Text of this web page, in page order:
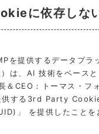
に依存しな
を提供するデータプ
は、AI 技術をベース
＆CEO：トーマス・フ
供する3rd Party
」 を提供したことを